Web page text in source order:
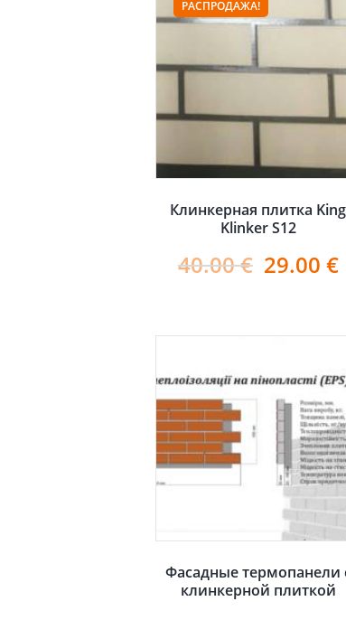
РАСПРОДАЖА!
Клинкерная плитка King
Klinker S12
40.00€ 29.00 €
Фасадные термопанели
клинкерной плиткой